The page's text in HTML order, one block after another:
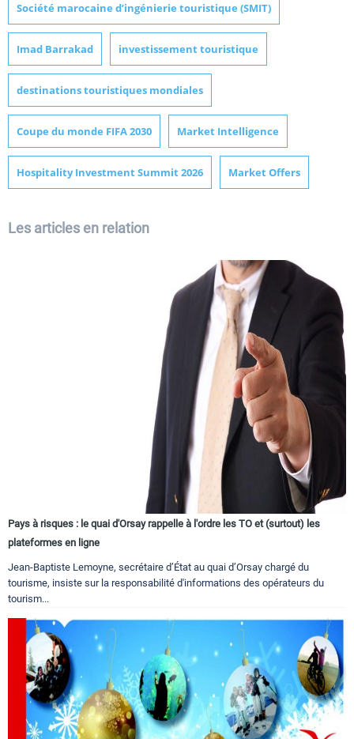
Société marocaine d’ingénierie touristique (SMIT)
Imad Barrakad investissement touristique
destinations touristiques mondiales
Coupe du monde FIFA 2030 Market Intelligence
Hospitality Investment Summit 2026 Market Offers
Les articles en relation
Pays à risques : le quai d'Orsay rappelle à l'ordre les TO et (surtout) les
plateformes en ligne
Jean-Baptiste Lemoyne, secrétaire d’État au quai d’Orsay chargé du
tourisme, insiste sur la responsabilité d'informations des opérateurs du
tourism...